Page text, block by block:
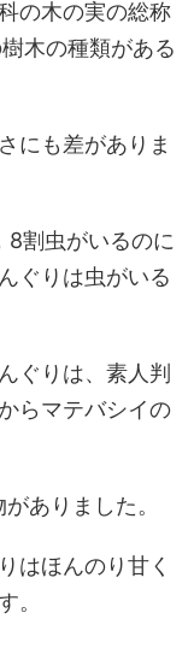
の木の実の総称
木の種類がある
にも差がありま
8割虫がいるのに
ぐりは虫がいる
ぐりは、素人判
らマテバシイの
ありました。
はほんのり甘く
。